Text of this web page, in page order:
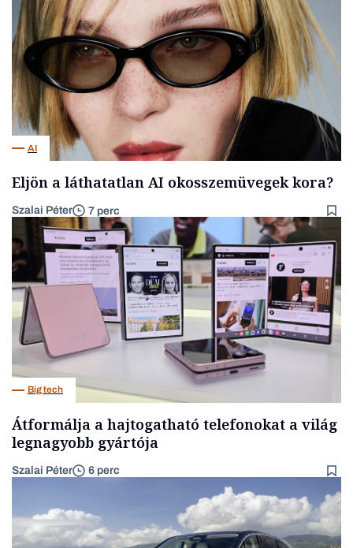
AI
Eljön a láthatatlan AI okosszemüvegek kora?
Szalai Péter 7 perc
Big tech
Átformálja a hajtogatható telefonokat a világ
legnagyobb gyártója
Szalai Péter 6 perc